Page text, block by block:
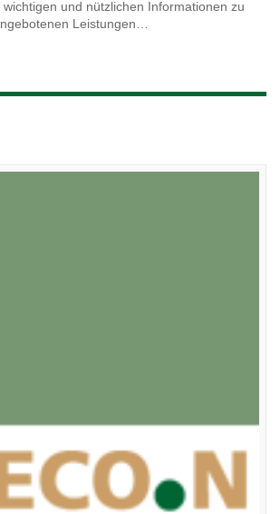
und nützlichen Informationen zu
Leistungen…